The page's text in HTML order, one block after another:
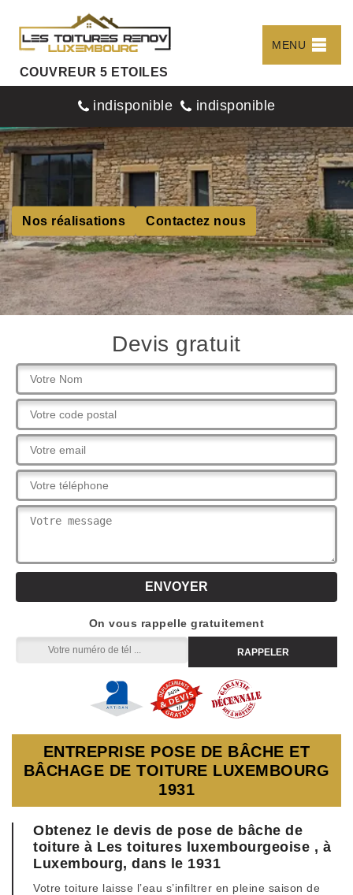
COUVREUR 5 ETOILES
MENU
indisponible indisponible
Nos réalisations Contactez nous
Devis gratuit
On vous rappelle gratuitement
ENTREPRISE POSE DE BÂCHE ET
BÂCHAGE DE TOITURE LUXEMBOURG
1931
Obtenez le devis de pose de bâche de
toiture à Les toitures luxembourgeoise , à
Luxembourg, dans le 1931
Votre toiture laisse l’eau s’infiltrer en pleine saison de